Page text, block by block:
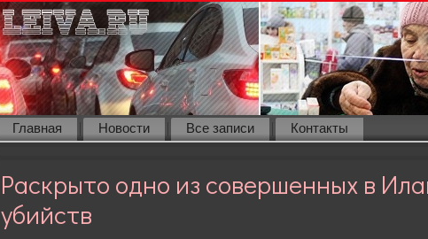
Главная Новости Все записи Контакты
Раскрыто одно из совершенных в
убийств